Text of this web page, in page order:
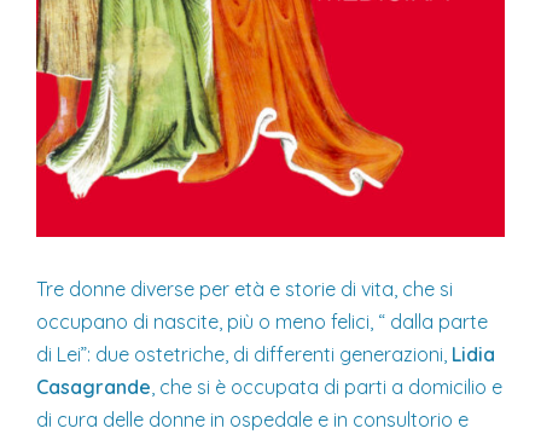
Tre donne diverse per età e storie di vita, che si
occupano di nascite, più o meno felici, “ dalla parte
di Lei”: due ostetriche, di differenti generazioni, Lidia
Casagrande, che si è occupata di parti a domicilio e
di cura delle donne in ospedale e in consultorio e